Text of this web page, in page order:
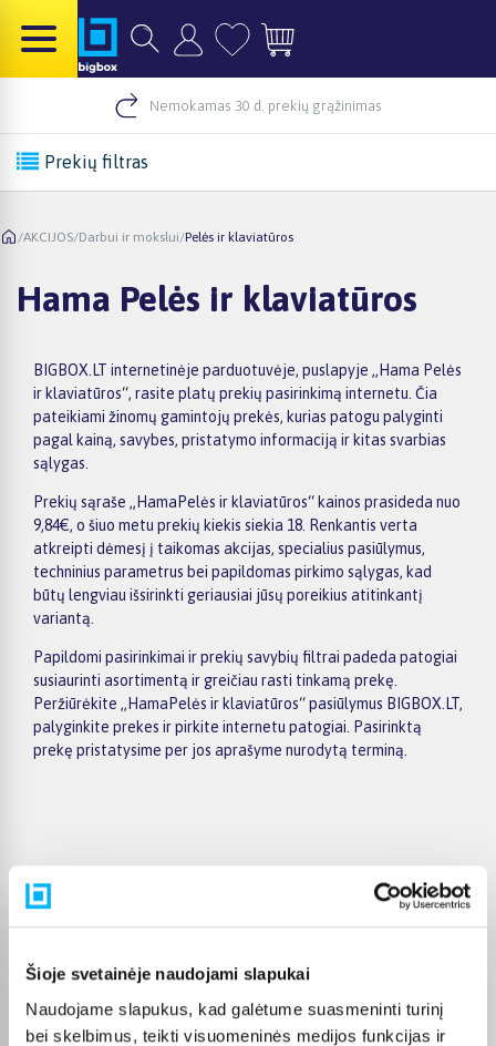
Šioje svetainėje naudojami slapukai
Naudojame slapukus, kad galėtume suasmeninti turinį
bei skelbimus, teikti visuomeninės medijos funkcijas ir
Nemokamas 30 d. prekių grąžinimas
Prekių filtras
/AKCIJOS/Darbui ir mokslui/Pelės ir klaviatūros
Hama Pelės ir klaviatūros
BIGBOX.LT internetinėje parduotuvėje, puslapyje „Hama Pelės
ir klaviatūros“, rasite platų prekių pasirinkimą internetu. Čia
pateikiami žinomų gamintojų prekės, kurias patogu palyginti
pagal kainą, savybes, pristatymo informaciją ir kitas svarbias
sąlygas.
Prekių sąraše „HamaPelės ir klaviatūros“ kainos prasideda nuo
9,84€, o šiuo metu prekių kiekis siekia 18. Renkantis verta
atkreipti dėmesį į taikomas akcijas, specialius pasiūlymus,
techninius parametrus bei papildomas pirkimo sąlygas, kad
būtų lengviau išsirinkti geriausiai jūsų poreikius atitinkantį
variantą.
Papildomi pasirinkimai ir prekių savybių filtrai padeda patogiai
susiaurinti asortimentą ir greičiau rasti tinkamą prekę.
Peržiūrėkite „HamaPelės ir klaviatūros“ pasiūlymus BIGBOX.LT,
palyginkite prekes ir pirkite internetu patogiai. Pasirinktą
prekę pristatysime per jos aprašyme nurodytą terminą.
Pirkėjų atsiliepimai apie prekes
Patvirtintas pirkėjas
Ty­lu ir patogu. Greitas pristatymas.